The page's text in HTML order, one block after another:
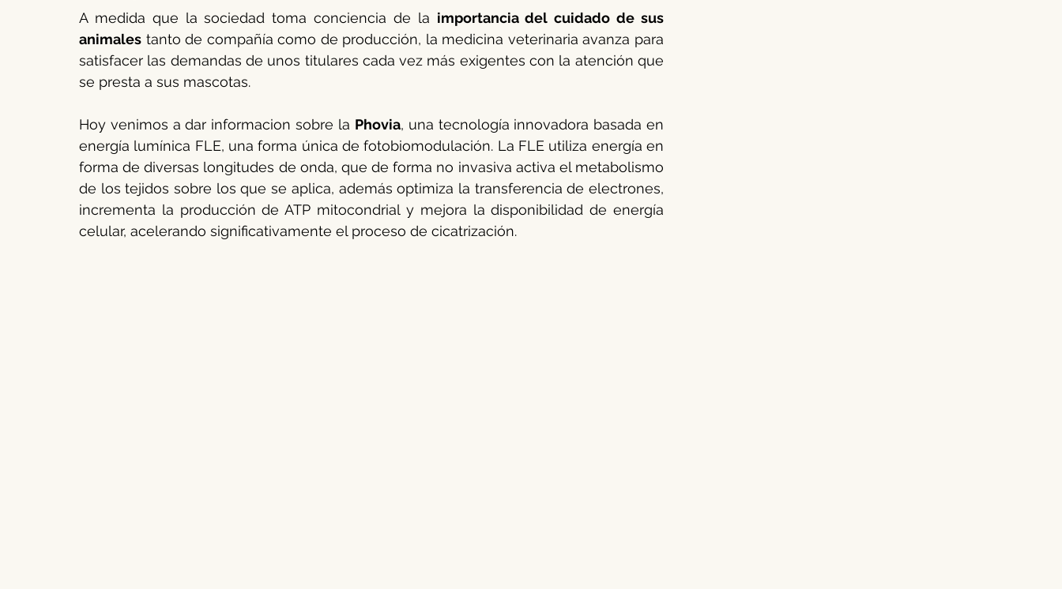
Peludos caninos Agricultura y ganadería Ovino y caprino Ganado équido
Enfermedades Vectoriales
Reproducción bovina Rentabilidad ganadera
A medida que la sociedad toma conciencia de la importancia del cuidado de sus
animales tanto de compañía como de producción, la medicina veterinaria avanza para
satisfacer las demandas de unos titulares cada vez más exigentes con la atención que
se presta a sus mascotas.
Hoy venimos a dar informacion sobre la Phovia, una tecnología innovadora basada en
energía lumínica FLE, una forma única de fotobiomodulación. La FLE utiliza energía en
forma de diversas longitudes de onda, que de forma no invasiva activa el metabolismo
de los tejidos sobre los que se aplica, además optimiza la transferencia de electrones,
incrementa la producción de ATP mitocondrial y mejora la disponibilidad de energía
celular, acelerando significativamente el proceso de cicatrización.